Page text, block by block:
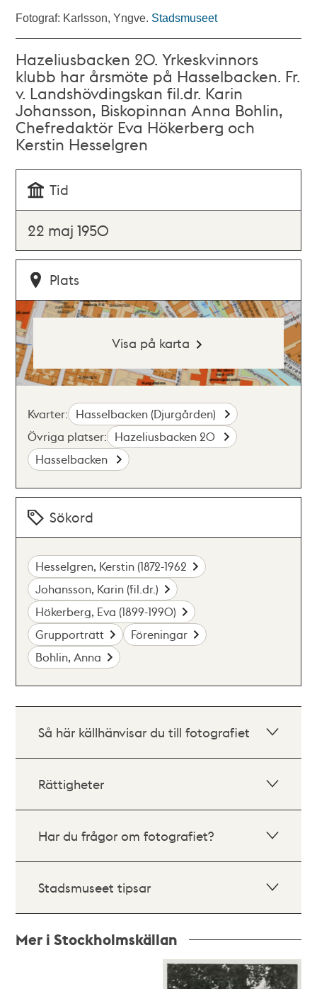
Fotograf: Karlsson, Yngve. Stadsmuseet
Hazeliusbacken 20. Yrkeskvinnors
klubb har årsmöte på Hasselbacken. Fr.
v. Landshövdingskan fil.dr. Karin
Johansson, Biskopinnan Anna Bohlin,
Chefredaktör Eva Hökerberg och
Kerstin Hesselgren
Tid
22 maj 1950
Plats
Visa på karta
Kvarter: Hasselbacken (Djurgården)
Övriga platser: Hazeliusbacken 20
Hasselbacken
Sökord
Hesselgren, Kerstin (1872-1962
Johansson, Karin (fil.dr.)
Hökerberg, Eva (1899-1990)
Grupporträtt
Föreningar
Bohlin, Anna
Så här källhänvisar du till fotografiet
Rättigheter
Har du frågor om fotografiet?
Stadsmuseet tipsar
Mer i Stockholmskällan